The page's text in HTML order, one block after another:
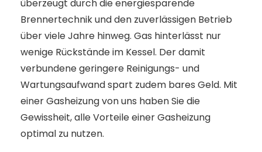
überzeugt durch die energiesparende
Brennertechnik und den zuverlässigen Betrieb
über viele Jahre hinweg. Gas hinterlässt nur
wenige Rückstände im Kessel. Der damit
verbundene geringere Reinigungs- und
Wartungsaufwand spart zudem bares Geld. Mit
einer Gasheizung von uns haben Sie die
Gewissheit, alle Vorteile einer Gasheizung
optimal zu nutzen.